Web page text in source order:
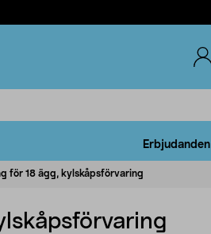
Erbjudanden
för 18 ägg, kylskåpsförvaring